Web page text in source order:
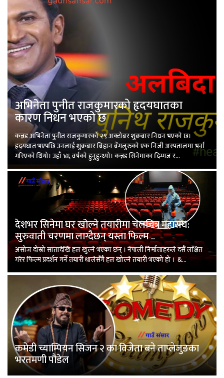
अभिनेता पुनीत राजकुमारको हृदयघातका
कारण निधन भएको छ
कन्नड अभिनेता पुनीत राजकुमारको २९ अक्टोबर शुक्रबार निधन भएको छ।
हृदयघात भएपछि उनलाई शुक्रबार बिहान बेंगलुरुको एक निजी अस्पतालमा भर्ना
गरिएको थियो। उहाँ ४६ वर्षको हुनुहुन्थ्यो। कन्नड सिनेमाका दिग्गज र...
देशभर सिनेमा घर खोल्ने तयारीमा चलचित्र महासंघ:
सुरुवाती चरणमा लाग्दैछन् यस्ता फिल्म ..
असोज दोस्रो सातादेखि हल खुल्ने भएका छन् । नेपाली निर्माताहरुले दसैं लक्षित
गरेर फिल्म प्रदर्शन गर्ने तयारी थालेसँगै हल खोल्ने तयारी भएको हो । &...
कमेडी च्याम्पियन सिजन २ का विजेता बने ताप्लेजुङका
भरतमणी पौडेल